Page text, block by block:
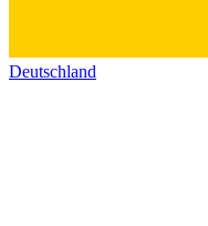
Deutschland